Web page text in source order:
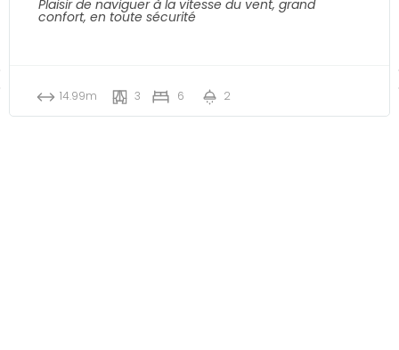
Plaisir de naviguer à la vitesse du vent, grand
confort, en toute sécurité
14.99m 3 6 2